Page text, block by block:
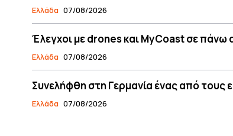
Ελλάδα 07/08/2026
Έλεγχοι με drones και MyCoast σε πάνω
Ελλάδα 07/08/2026
Συνελήφθη στη Γερμανία ένας από τους
Ελλάδα 07/08/2026